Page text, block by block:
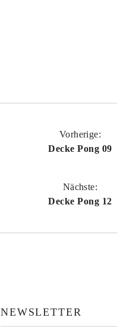
Vorherige:
Decke Pong 09
Nächste:
Decke Pong 12
NEWSLETTER